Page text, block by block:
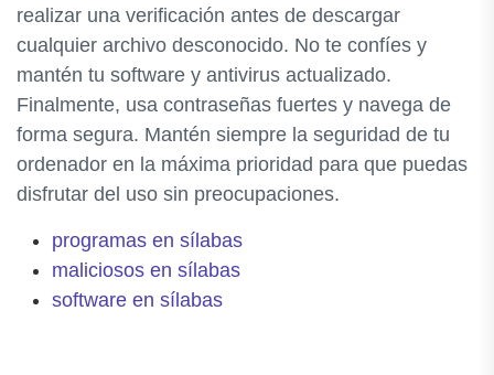
realizar una verificación antes de descargar
cualquier archivo desconocido. No te confíes y
mantén tu software y antivirus actualizado.
Finalmente, usa contraseñas fuertes y navega de
forma segura. Mantén siempre la seguridad de tu
ordenador en la máxima prioridad para que puedas
disfrutar del uso sin preocupaciones.
programas en sílabas
maliciosos en sílabas
software en sílabas